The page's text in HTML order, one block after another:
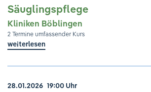
Säuglingspflege
Kliniken Böblingen
2 Termine umfassender Kurs
weiterlesen
28.01.2026 19:00 Uhr